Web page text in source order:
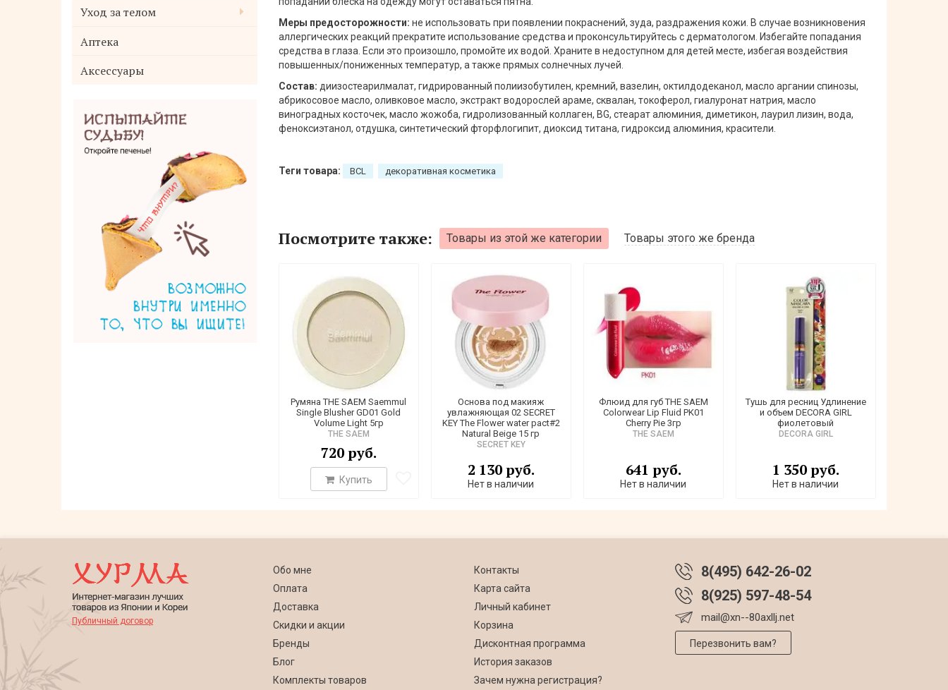
Уход за телом
Аптека
Аксессуары
Naive Мыло жидкое для тела с
ароматом цитрусовых, мягкая
упаковка, 380 мл
Нет в наличии
Меры предосторожности: не использовать при появлении покраснений, зуда, раздражения кожи. В случае возникновения
аллергических реакций прекратите использование средства и проконсультируйтесь с дерматологом. Избегайте попадания
средства в глаза. Если это произошло, промойте их водой. Храните в недоступном для детей месте, избегая воздействия
повышенных/пониженных температур, а также прямых солнечных лучей.
Состав: диизостеарилмалат, гидрированный полиизобутилен, кремний, вазелин, октилдодеканол, масло аргании спинозы,
абрикосовое масло, оливковое масло, экстракт водорослей араме, сквалан, токоферол, гиалуронат натрия, масло
виноградных косточек, масло жожоба, гидролизованный коллаген, BG, стеарат алюминия, диметикон, лаурил лизин, вода,
феноксиэтанол, отдушка, синтетический фторфлогипит, диоксид титана, гидроксид алюминия, красители.
Теги товара: BCL декоративная косметика
Посмотрите также: Товары из этой же категории Товары этого же бренда
Румяна THE SAEM Saemmul
Single Blusher GD01 Gold
Volume Light 5гр
THE SAEM
720 руб.
Купить
Основа под макияж
увлажняющая 02 SECRET
KEY The Flower water pact#2
Natural Beige 15 гр
SECRET KEY
2 130 руб.
Нет в наличии
Флюид для губ THE SAEM
Colorwear Lip Fluid PK01
Cherry Pie 3гр
THE SAEM
641 руб.
Нет в наличии
Тушь для ресниц Удлинение
и объем DECORA GIRL
фиолетовый
DECORA GIRL
1 350 руб.
Нет в наличии
Публичный договор
Обо мне
Оплата
Доставка
Скидки и акции
Бренды
Блог
Комплекты товаров
Контакты
Карта сайта
Личный кабинет
Корзина
Дисконтная программа
История заказов
Зачем нужна регистрация?
8(495) 642-26-02
8(925) 597-48-54
mail@xn--80axllj.net
Перезвонить вам?